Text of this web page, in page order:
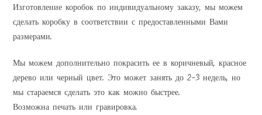
Изготовление коробок по индивидуальному заказу, мы можем
сделать коробку в соответствии с предоставленными Вами
размерами.
Мы можем дополнительно покрасить ее в коричневый, красное
дерево или черный цвет. Это может занять до 2-3 недель, но
мы стараемся сделать это как можно быстрее.
Возможна печать или гравировка.